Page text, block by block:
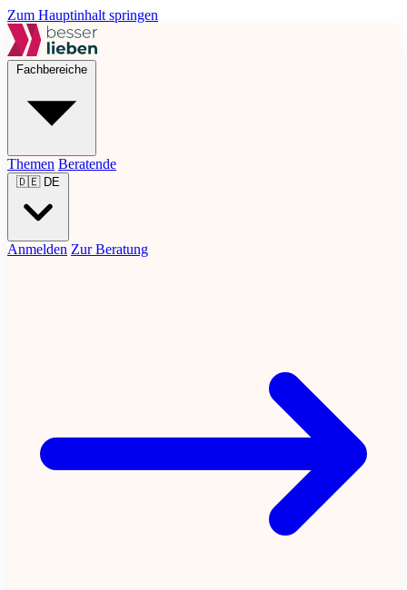
Zum Hauptinhalt springen
Fachbereiche
Themen Beratende
🇩🇪 DE
Anmelden Zur Beratung